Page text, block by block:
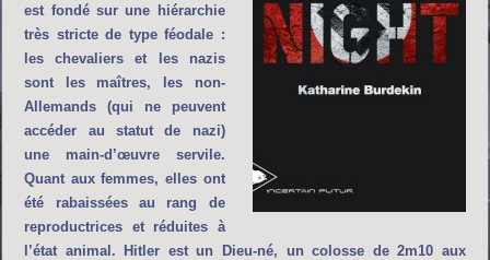
est fondé sur une hiérarchie
très stricte de type féodale :
les chevaliers et les nazis
sont les maîtres, les non-
Allemands (qui ne peuvent
accéder au statut de nazi)
une main-d’œuvre servile.
Quant aux femmes, elles ont
été rabaissées au rang de
reproductrices et réduites à
l’état animal. Hitler est un Dieu-né, un colosse de 2m10 aux